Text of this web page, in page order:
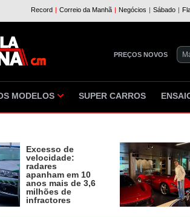
PREÇOS NOVOS
MODELOS SUPER CARROS
Excesso de
velocidade:
radares
apanham em 10
anos mais de 3,6
milhões de
infractores